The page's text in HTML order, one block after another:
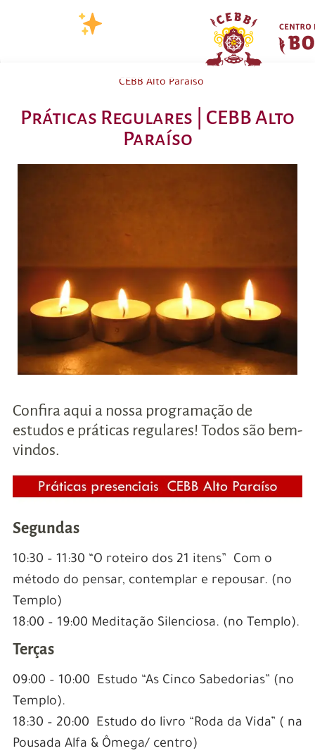
CEBB Alto Paraíso
Práticas Regulares | CEBB Alto
Paraíso
Confira aqui a nossa programação de
estudos e práticas regulares! Todos são bem-
vindos.
Segundas
10:30 – 11:30 “O roteiro dos 21 itens” Com o
método do pensar, contemplar e repousar. (no
Templo)
18:00 – 19:00 Meditação Silenciosa. (no Templo).
Terças
09:00 – 10:00 Estudo “As Cinco Sabedorias” (no
Templo).
18:30 – 20:00 Estudo do livro “Roda da Vida” ( na
Pousada Alfa & Ômega/ centro)